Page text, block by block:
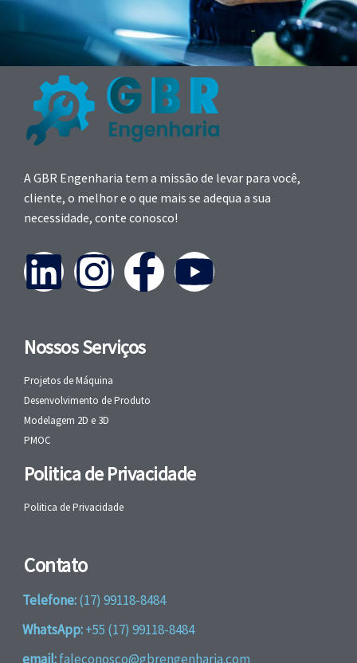
A GBR Engenharia tem a missão de levar para você,
cliente, o melhor e o que mais se adequa a sua
necessidade, conte conosco!
Nossos Serviços
Projetos de Máquina
Desenvolvimento de Produto
Modelagem 2D e 3D
PMOC
Politica de Privacidade
Politica de Privacidade
Contato
Telefone:(17) 99118-8484
WhatsApp:+55 (17) 99118-8484
email:faleconosco@gbrengenharia.com